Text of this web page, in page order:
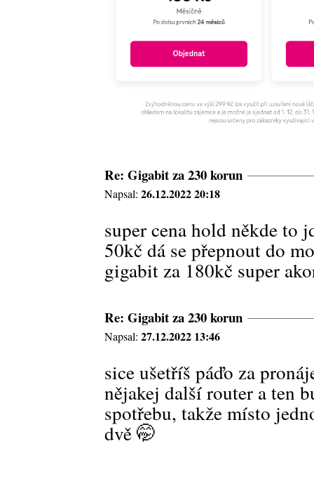
Re: Gigabit za 230 korun
Napsal:26.12.2022 20:18
super cena hold někde to
50kč dá se přepnout do
gigabit za 180kč super
Re: Gigabit za 230 korun
Napsal:27.12.2022 13:46
sice ušetříš páďo za
nějakej další router a ten
spotřebu, takže místo
dvě 🤭